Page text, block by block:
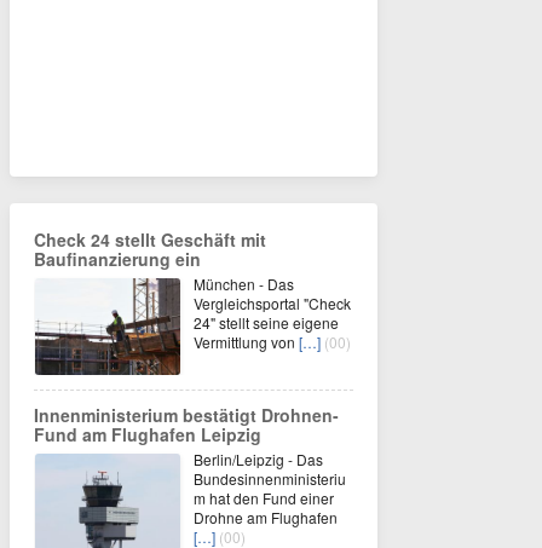
Check 24 stellt Geschäft mit
Baufinanzierung ein
München - Das
Vergleichsportal "Check
24" stellt seine eigene
Vermittlung von […] (00)
Innenministerium bestätigt Drohnen-
Fund am Flughafen Leipzig
Berlin/Leipzig - Das
Bundesinnenministeriu
m hat den Fund einer
Drohne am Flughafen
[…] (00)